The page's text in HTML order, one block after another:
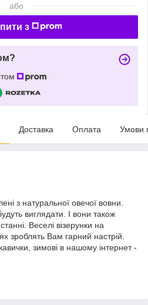
або
з
Доставка Оплата Умови
з натуральної овечої вовни.
виглядати. І вони також
Веселі візерунки на
зроблять Вам гарний настрій.
зимові в нашому інтернет -